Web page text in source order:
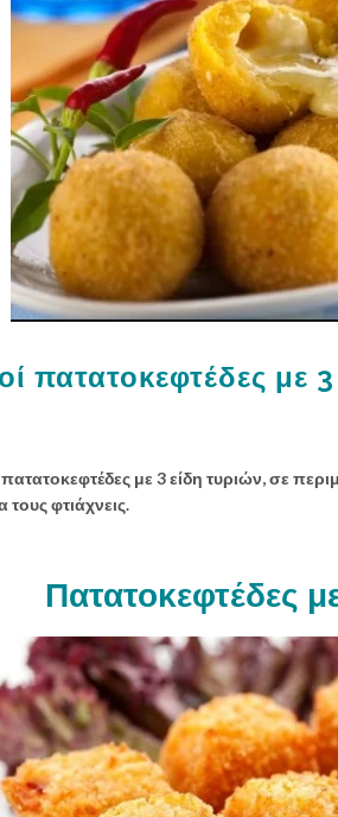
πατατοκεφτέδες με
με 3 είδη τυριών, σε
τους φτιάχνεις.
Πατατοκεφτέδες